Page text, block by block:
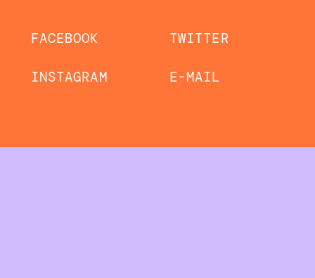
FACEBOOK TWITTER
INSTAGRAM E-MAIL